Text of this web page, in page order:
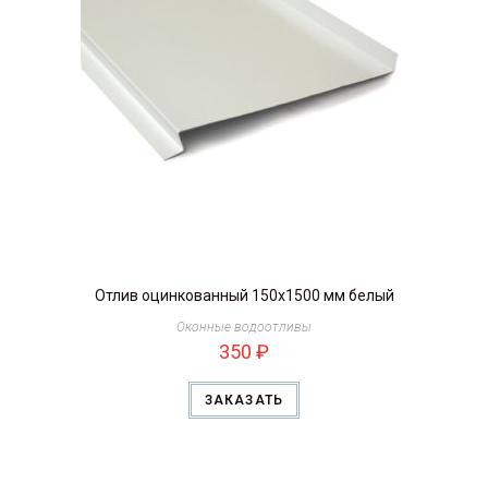
Отлив оцинкованный 150х1500 мм белый
Оконные водоотливы
350 ₽
ЗАКАЗАТЬ